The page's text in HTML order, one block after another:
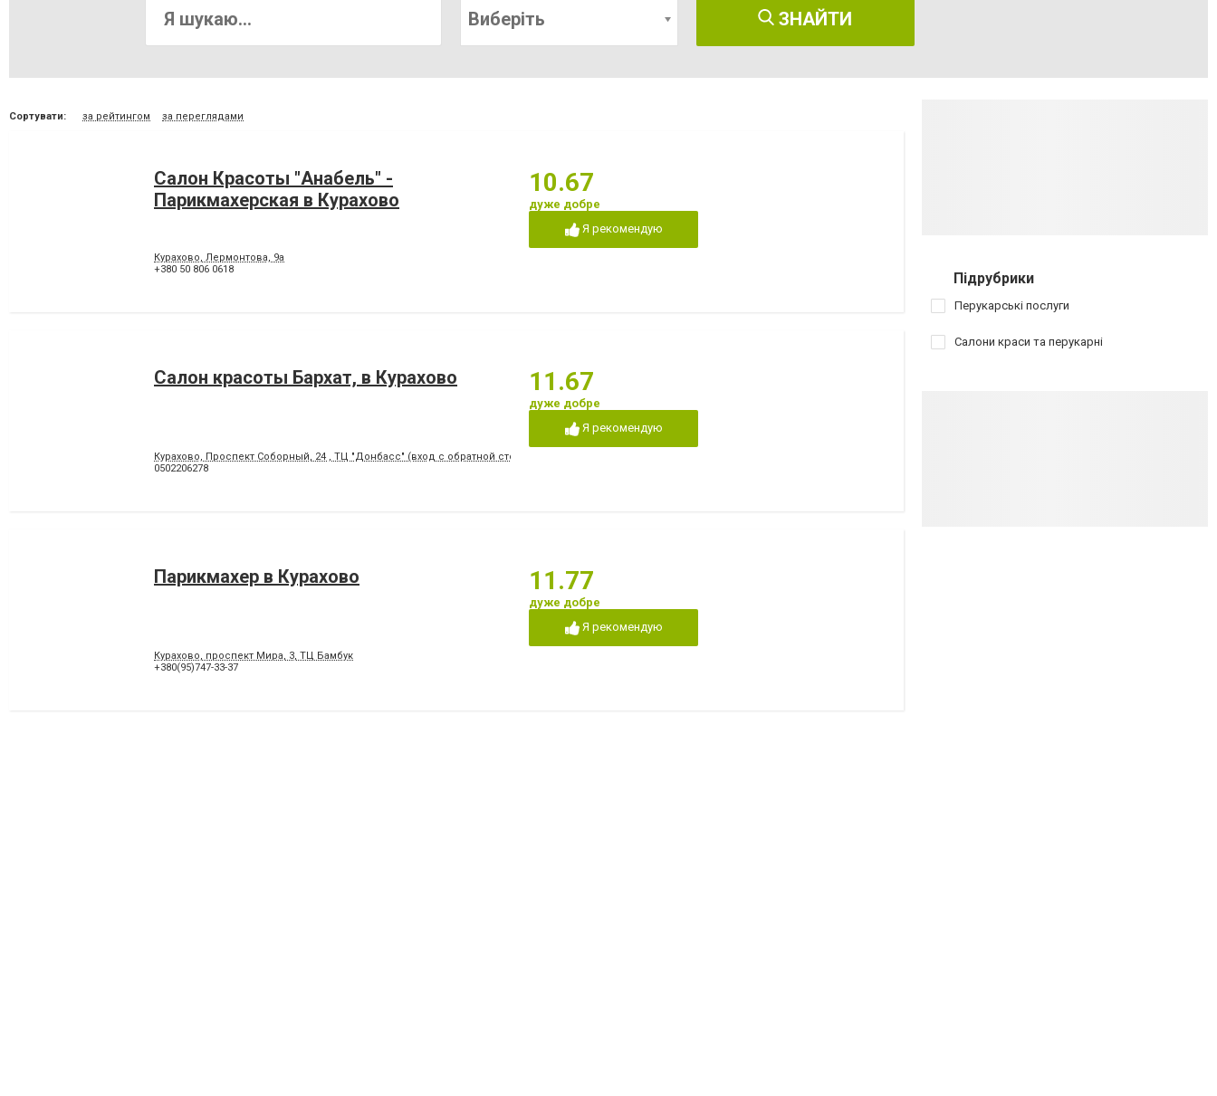
Виберіть ЗНАЙТИ
Сортувати: за рейтингом за переглядами
Салон Красоты "Анабель" -
Парикмахерская в Курахово
Курахово, Лермонтова, 9а
+380 50 806 0618
10.67
дуже добре
Я рекомендую
Салон красоты Бархат, в Курахово
Курахово, Проспект Соборный, 24 , ТЦ "Донбасс" (вход с обратной стороны)
0502206278
11.67
дуже добре
Я рекомендую
Парикмахер в Курахово
Курахово, проспект Мира, 3, ТЦ Бамбук
+380(95)747-33-37
11.77
дуже добре
Я рекомендую
Підрубрики
Перукарські послуги
Салони краси та перукарні